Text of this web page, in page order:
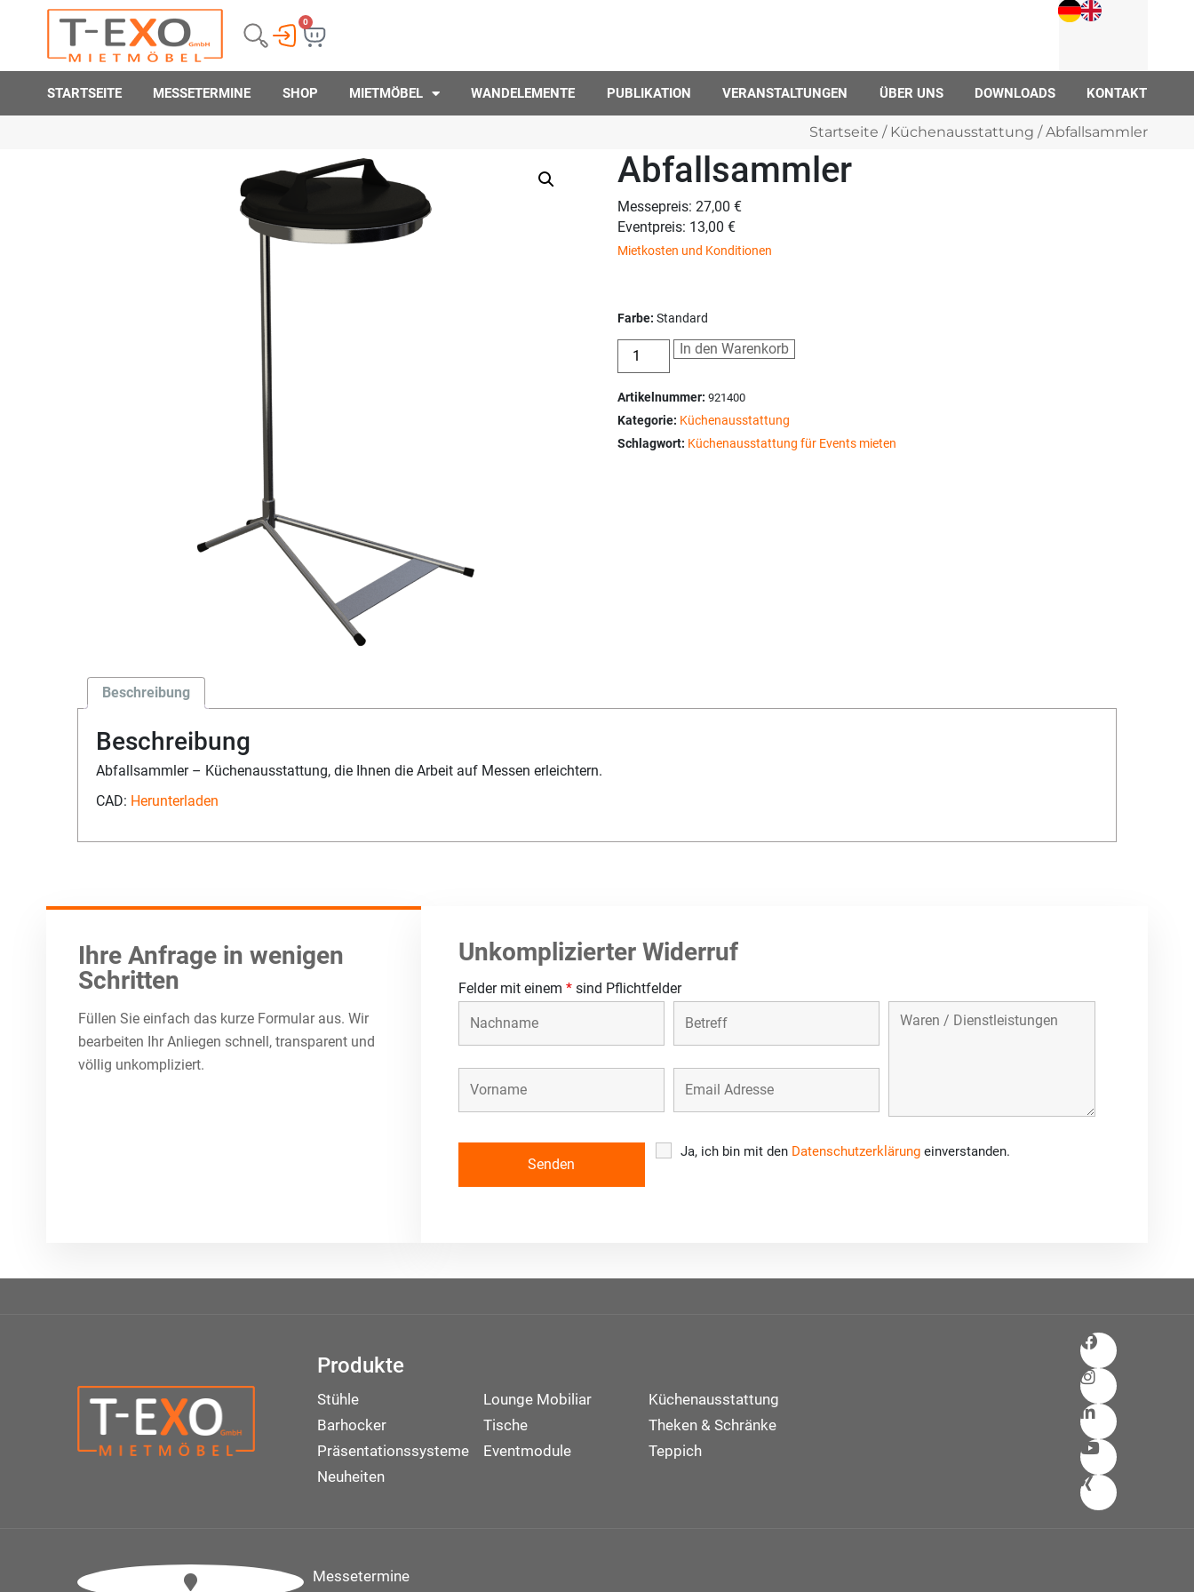
0
STARTSEITE MESSETERMINE SHOP MIETMÖBEL WANDELEMENTE PUBLIKATION VERANSTALTUNGEN ÜBER UNS DOWNLOADS KONTAKT
Startseite / Küchenausstattung / Abfallsammler
Abfallsammler
Messepreis: 27,00 €
Eventpreis: 13,00 €
Mietkosten und Konditionen
Farbe:Standard
In den Warenkorb
Artikelnummer:921400
Kategorie: Küchenausstattung
Schlagwort: Küchenausstattung für Events mieten
Beschreibung
Beschreibung
Abfallsammler – Küchenausstattung, die Ihnen die Arbeit auf Messen erleichtern.
CAD: Herunterladen
Ihre Anfrage in wenigen
Schritten
Füllen Sie einfach das kurze Formular aus. Wir
bearbeiten Ihr Anliegen schnell, transparent und
völlig unkompliziert.
Unkomplizierter Widerruf
Felder mit einem *sind Pflichtfelder
Ja, ich bin mit den Datenschutzerklärungeinverstanden.
Produkte
Stühle Lounge Mobiliar
Küchenausstattung
Barhocker
Tische
Theken & Schränke
Präsentationssysteme
Eventmodule
Teppich
Neuheiten
Messetermine